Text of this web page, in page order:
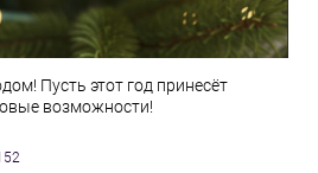
Пусть этот год принесёт
возможности!